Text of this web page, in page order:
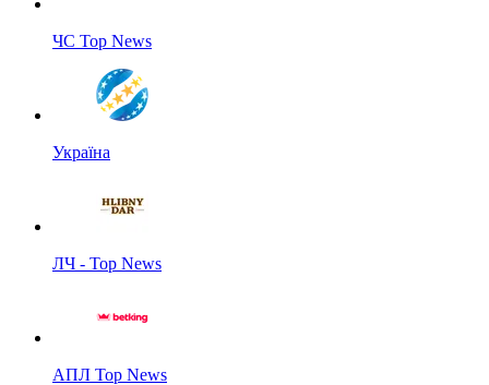
ЧС Top News
Україна
ЛЧ - Top News
АПЛ Top News